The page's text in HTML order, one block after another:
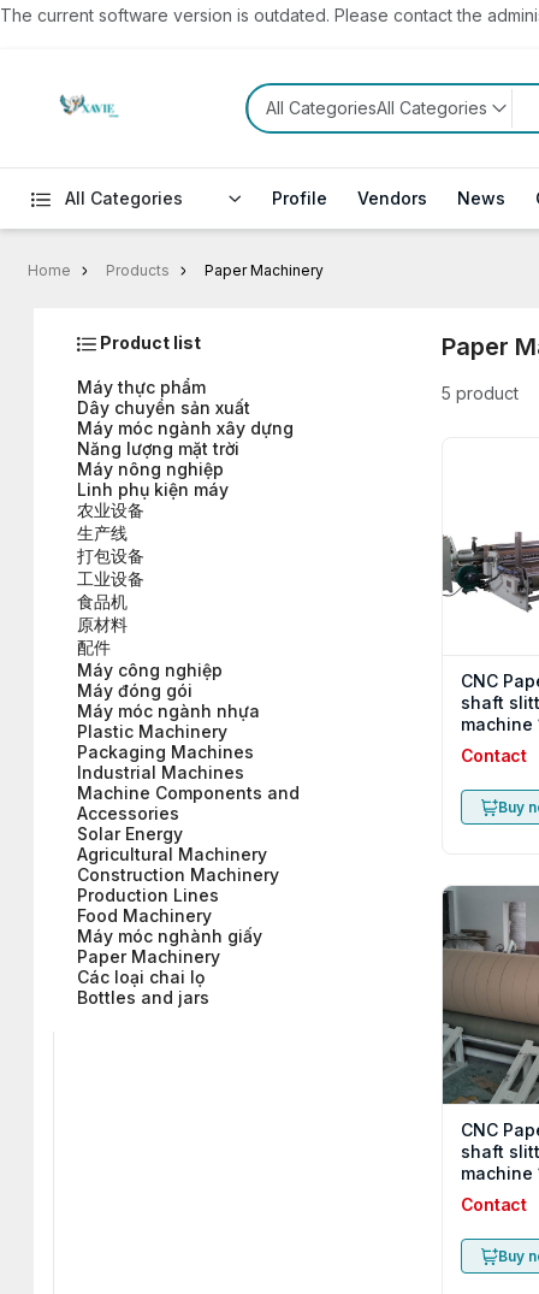
The current software version is outdated. Please contact the
All CategoriesAll Categories
All Categories Profile Vendors News
Home Products Paper Machinery
Product list
Máy thực phẩm
Dây chuyền sản xuất
Máy móc ngành xây dựng
Năng lượng mặt trời
Máy nông nghiệp
Linh phụ kiện máy
农业设备
生产线
打包设备
工业设备
食品机
原材料
配件
Máy công nghiệp
Máy đóng gói
Máy móc ngành nhựa
Plastic Machinery
Packaging Machines
Industrial Machines
Machine Components and
Accessories
Solar Energy
Agricultural Machinery
Construction Machinery
Production Lines
Food Machinery
Máy móc nghành giấy
Paper Machinery
Các loại chai lọ
Bottles and jars
Paper
5 product
CNC
shaft
machine
Contact
Buy
CNC
shaft
machine
Contact
Buy